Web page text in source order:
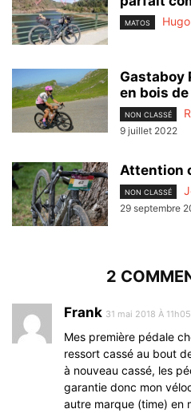
MATOS Hugo
Gastaboy
en bois
NON CLASSÉ
9 juillet 2022
Attention
NON CLASSÉ
29 septembre
2
Frank 31 mai 2018 À 11h05
Mes première pédale
ressort cassé au bout
à nouveau cassé, les
garantie donc mon
autre marque (time) en